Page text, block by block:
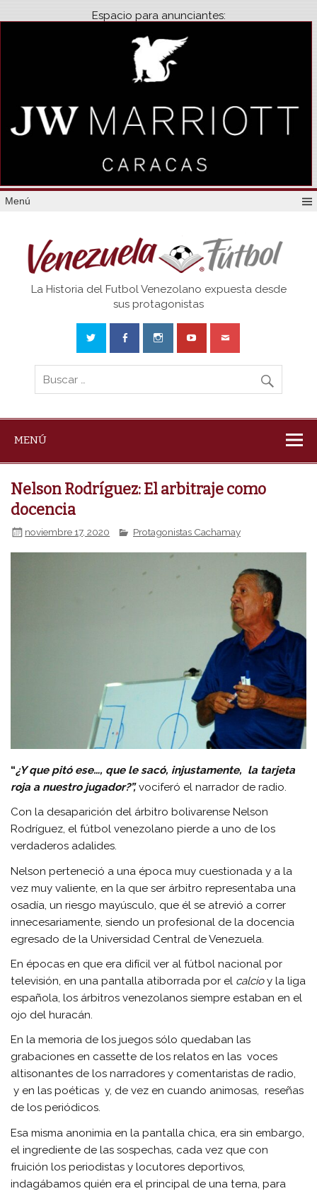
Espacio para anunciantes:
Menú
Venezuela
La Historia del Futbol Venezolano expuesta desde
sus protagonistas
MENÚ
Nelson Rodríguez: El arbitraje como
docencia
noviembre 17, 2020 Protagonistas Cachamay
“¿Y que pitó ese…, que le sacó, injustamente, la tarjeta
roja a nuestro jugador?”,vociferó el narrador de radio.
Con la desaparición del árbitro bolivarense Nelson
Rodríguez, el fútbol venezolano pierde a uno de los
verdaderos adalides.
Nelson perteneció a una época muy cuestionada y a la
vez muy valiente, en la que ser árbitro representaba una
osadía, un riesgo mayúsculo, que él se atrevió a correr
innecesariamente, siendo un profesional de la docencia
egresado de la Universidad Central de Venezuela.
En épocas en que era difícil ver al fútbol nacional por
televisión, en una pantalla atiborrada por el calcioy la liga
española, los árbitros venezolanos siempre estaban en el
ojo del huracán.
En la memoria de los juegos sólo quedaban las
grabaciones en cassette de los relatos en las voces
altisonantes de los narradores y comentaristas de radio,
y en las poéticas y, de vez en cuando animosas, reseñas
de los periódicos.
Esa misma anonimia en la pantalla chica, era sin embargo,
el ingrediente de las sospechas, cada vez que con
fruición los periodistas y locutores deportivos,
indagábamos quién era el principal de una terna, para